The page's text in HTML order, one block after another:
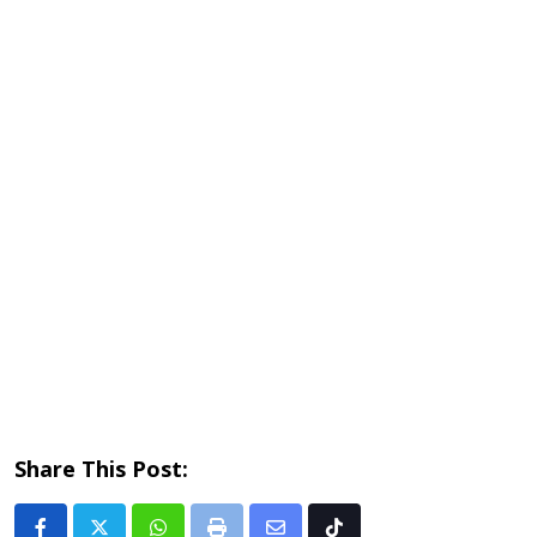
Share This Post: